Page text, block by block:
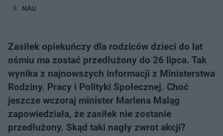
NAU
Zasiłek opiekuńczy dla rodziców dzieci do lat
ośmiu ma zostać przedłużony do 26 lipca. Tak
wynika z najnowszych informacji z Ministerstwa
Rodziny. Pracy i Polityki Społecznej. Choć
jeszcze wczoraj minister Marlena Maląg
zapowiedziała, że zasiłek nie zostanie
przedłużony. Skąd taki nagły zwrot akcji?